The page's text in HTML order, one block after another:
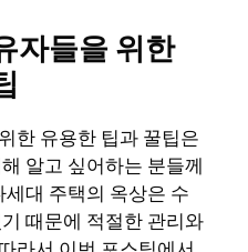
자들을 위한
한 유용한 팁과 꿀팁은
알고 싶어하는 분들께
대 주택의 옥상은 수
때문에 적절한 관리와